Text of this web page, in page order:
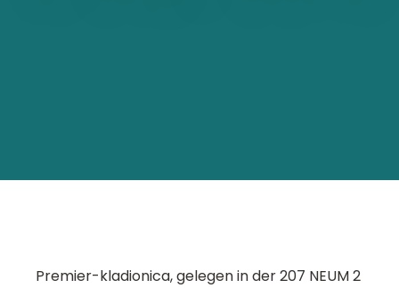
Premier-kladionica, gelegen in der 207 NEUM 2